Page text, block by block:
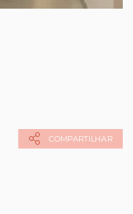
COMPARTILHAR